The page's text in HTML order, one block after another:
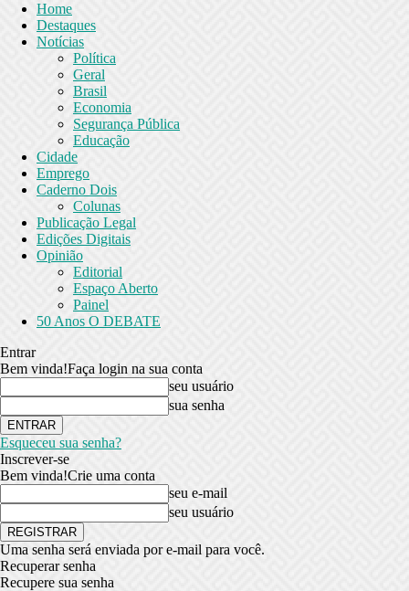
Home
Destaques
Notícias
Política
Geral
Brasil
Economia
Segurança Pública
Educação
Cidade
Emprego
Caderno Dois
Colunas
Publicação Legal
Edições Digitais
Opinião
Editorial
Espaço Aberto
Painel
50 Anos O DEBATE
Entrar
Bem vinda!Faça login na sua conta
seu usuário
sua senha
Esqueceu sua senha?
Inscrever-se
Bem vinda!Crie uma conta
seu e-mail
seu usuário
Uma senha será enviada por e-mail para você.
Recuperar senha
Recupere sua senha